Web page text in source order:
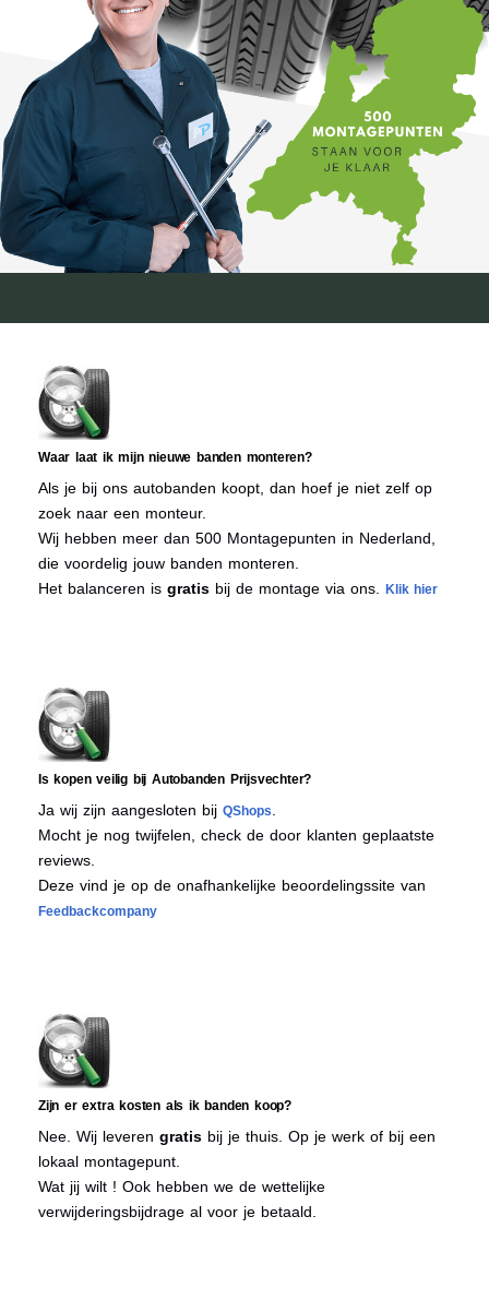
Waar laat ik mijn nieuwe banden monteren?
Als je bij ons autobanden koopt, dan hoef je niet zelf op
zoek naar een monteur.
Wij hebben meer dan 500 Montagepunten in Nederland,
die voordelig jouw banden monteren.
Het balanceren is gratis bij de montage via ons. Klik hier
Is kopen veilig bij Autobanden Prijsvechter?
Ja wij zijn aangesloten bij QShops
Mocht je nog twijfelen, check de door klanten geplaatste
reviews.
Deze vind je op de onafhankelijke beoordelingssite van
Feedbackcompany
Zijn er extra kosten als ik banden koop?
Nee. Wij leveren gratis bij je thuis. Op je werk of bij een
lokaal montagepunt.
Wat jij wilt ! Ook hebben we de wettelijke
verwijderingsbijdrage al voor je betaald.